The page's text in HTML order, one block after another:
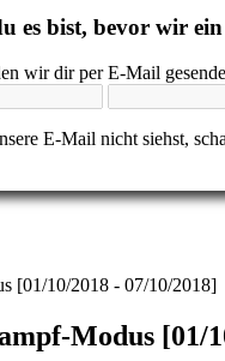
es bist, bevor wir
wir dir per E-Mail
E-Mail nicht siehst,
[01/10/2018 - 07/10/2018]
Modus [01/